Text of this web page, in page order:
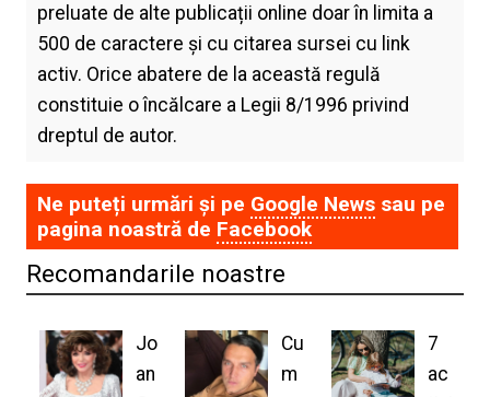
preluate de alte publicații online doar în limita a
500 de caractere și cu citarea sursei cu link
activ. Orice abatere de la această regulă
constituie o încălcare a Legii 8/1996 privind
dreptul de autor.
Ne puteți urmări și pe Google Newssau pe
pagina noastră de Facebook
Recomandarile noastre
Jo
an
Cu
m
7
ac